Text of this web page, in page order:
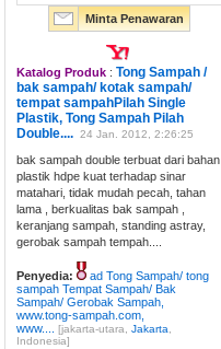
Minta Penawaran
Katalog Produk :Tong Sampah /
bak sampah/ kotak sampah/
tempat sampahPilah Single
Plastik, Tong Sampah Pilah
Double.... 24 Jan. 2012, 2:26:25
bak sampah double terbuat dari bahan
plastik hdpe kuat terhadap sinar
matahari, tidak mudah pecah, tahan
lama , berkualitas bak sampah ,
keranjang sampah, standing astray,
gerobak sampah tempah....
Penyedia:
ad Tong Sampah/ tong
sampah Tempat Sampah/ Bak
Sampah/ Gerobak Sampah,
www.tong-sampah.com,
www....
[jakarta-utara,Jakarta
Indonesia]